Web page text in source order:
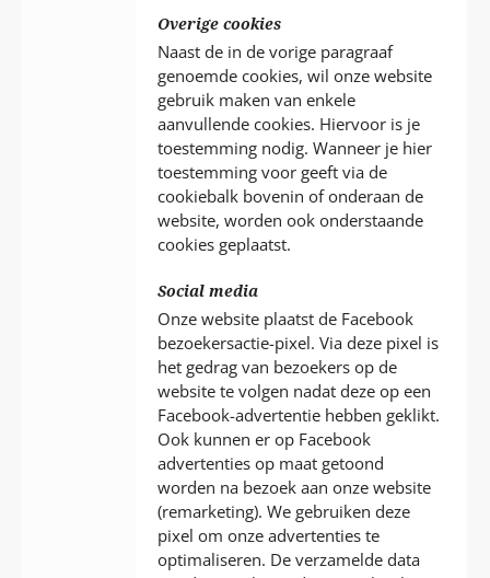
Overige cookies
Naast de in de vorige paragraaf
genoemde cookies, wil onze website
gebruik maken van enkele
aanvullende cookies. Hiervoor is je
toestemming nodig. Wanneer je hier
toestemming voor geeft via de
cookiebalk bovenin of onderaan de
website, worden ook onderstaande
cookies geplaatst.
Social media
Onze website plaatst de Facebook
bezoekersactie-pixel. Via deze pixel is
het gedrag van bezoekers op de
website te volgen nadat deze op een
Facebook-advertentie hebben geklikt.
Ook kunnen er op Facebook
advertenties op maat getoond
worden na bezoek aan onze website
(remarketing). We gebruiken deze
pixel om onze advertenties te
optimaliseren. De verzamelde data